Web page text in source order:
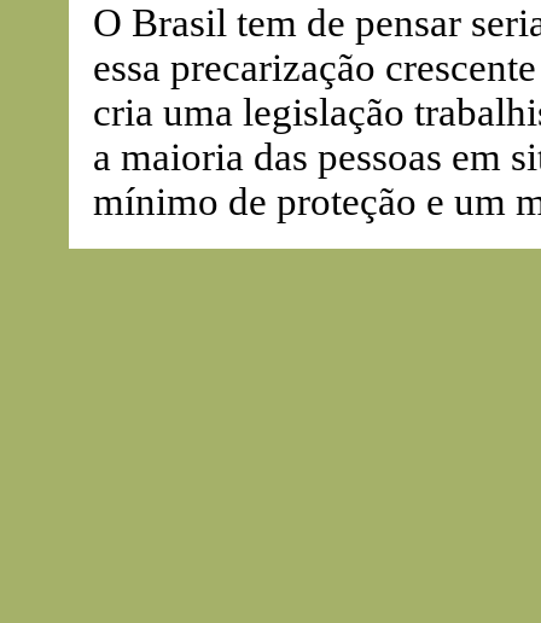
O Brasil tem de pensar
essa precarização
cria uma legislação
a maioria das pessoas em
mínimo de proteção e um